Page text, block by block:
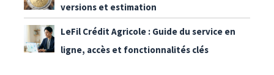
versions et estimation
LeFil Crédit Agricole : Guide du service en
ligne, accès et fonctionnalités clés